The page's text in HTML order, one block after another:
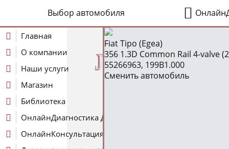
Выбор автомобиля
J
Главная
О компании
Наши услуги
Магазин
Библиотека
ОнлайнДиагностика Дизеля
ОнлайнКонсультация по Дизелю
Fiat Tipo (Egea)
356 1.3D Common Rail 4-valve
55266963, 199B1.000
Сменить автомобиль